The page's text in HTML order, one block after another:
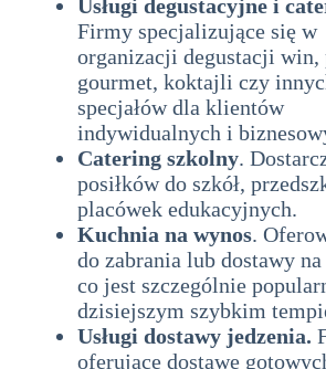
Usługi degustacyjne i
Firmy specjalizujące się w
organizacji degustacji win,
gourmet, koktajli czy
specjałów dla klientów
indywidualnych i
Catering szkolny.
posiłków do szkół,
placówek edukacyjnych.
Kuchnia na wynos.
do zabrania lub dostawy
co jest szczególnie
dzisiejszym szybkim
Usługi dostawy jedzenia.
oferujące dostawę